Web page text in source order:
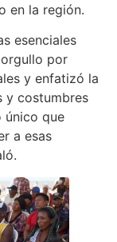
en la región.
esenciales
por
y enfatizó la
y costumbres
único que
a esas